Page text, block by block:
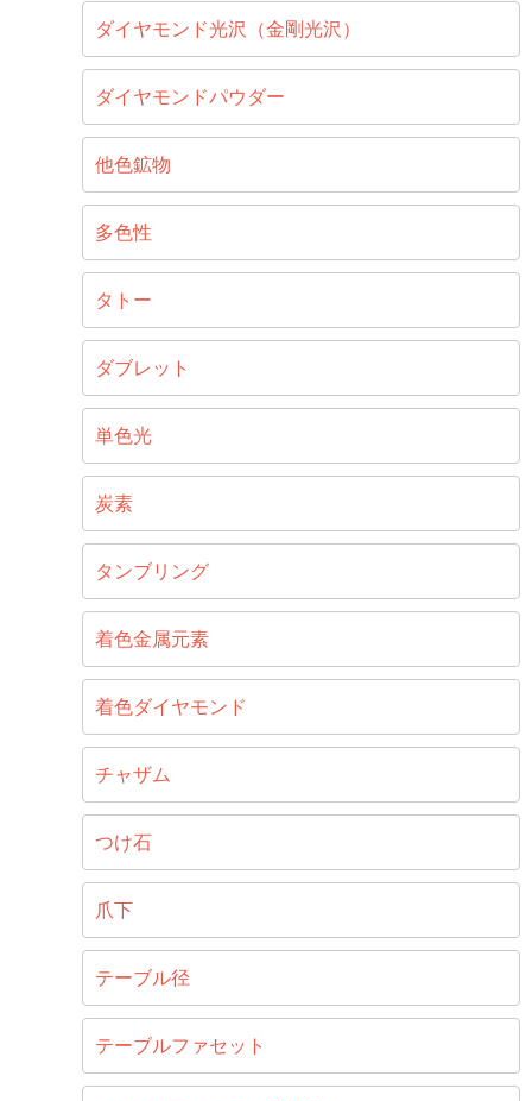
ダイヤモンド光沢（金剛光沢）
ダイヤモンドパウダー
他色鉱物
多色性
タトー
ダブレット
単色光
炭素
タンブリング
着色金属元素
着色ダイヤモンド
チャザム
つけ石
爪下
テーブル径
テーブルファセット